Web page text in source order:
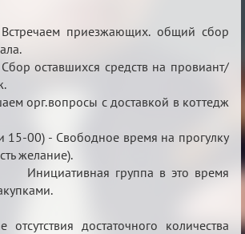
приезжающих. общий сбор
средств на провиант/
с доставкой в коттедж
15-00) - Свободное время на прогулку
желание).
группа в это время
достаточного количества